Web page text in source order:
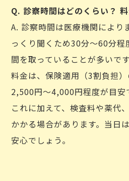
Q. 診察時間はどのくらい？
A. 診察時間は医療機関により
っくり聞くため30分〜60分程
間を取っていることが多いです
料金は、保険適用（3割負担
2,500円〜4,000円程度が目安
これに加えて、検査料や薬代
かかる場合があります。当日
安心でしょう。